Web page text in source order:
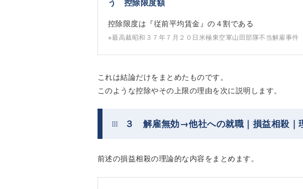
う 控除限度額
控除限度は『従前平均賃金』の４割である
※最高裁昭和３７年７月２０日米極東空軍山田部隊不当解雇事件
これは結論だけをまとめたものです。
このような控除やその上限の理由を次に説明します。
３ 解雇無効→他社への就職｜損益相殺｜
前述の損益相殺の理論的な内容をまとめます。